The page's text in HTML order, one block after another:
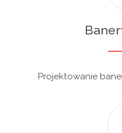
Projektowanie